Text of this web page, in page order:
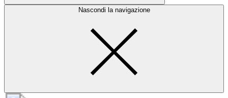
Nascondi la navigazione